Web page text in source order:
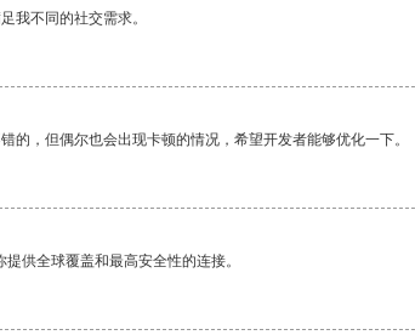
我不同的社交需求。
的，但偶尔也会出现卡顿的情况，希望开发者能够优化一下。
供全球覆盖和最高安全性的连接。